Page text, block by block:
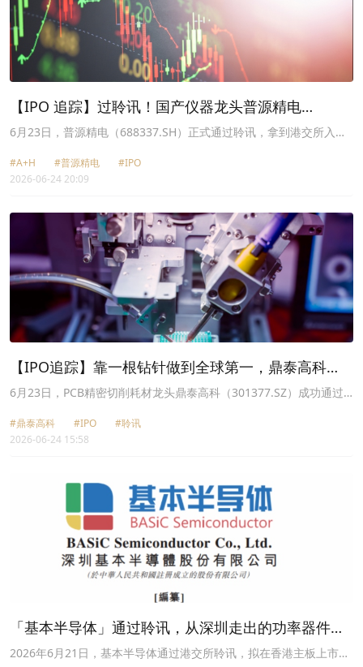
【IPO 追踪】过聆讯！国产仪器龙头普源精电
（688337.SH）冲刺A+H
6月23日，普源精电（688337.SH）正式通过聆讯，拿到港交所入场
#A+H #普源精电
#IPO
2026-06-24 20:09
【IPO追踪】靠一根钻针做到全球第一，鼎泰高科
（301377.SZ）通过聆讯
6月23日，PCB精密切削耗材龙头鼎泰高科（301377.SZ）成功通过
分龙头，公司正式斩获港股上市资格，即将搭建“A+H”双融资平台，
为全球化战略提速。
#鼎泰高科 #IPO
#聆讯
2026-06-24 15:58
「基本半导体」通过聆讯，从深圳走出的功率器件新
星!
2026年6月21日，基本半导体通过港交所聆讯，拟在香港主板上市，